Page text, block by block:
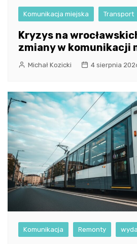
Komunikacja miejska Transport
Kryzys na
zmiany w komunikacji
Michał Kozicki 4 sierpnia
Komunikacja Remonty